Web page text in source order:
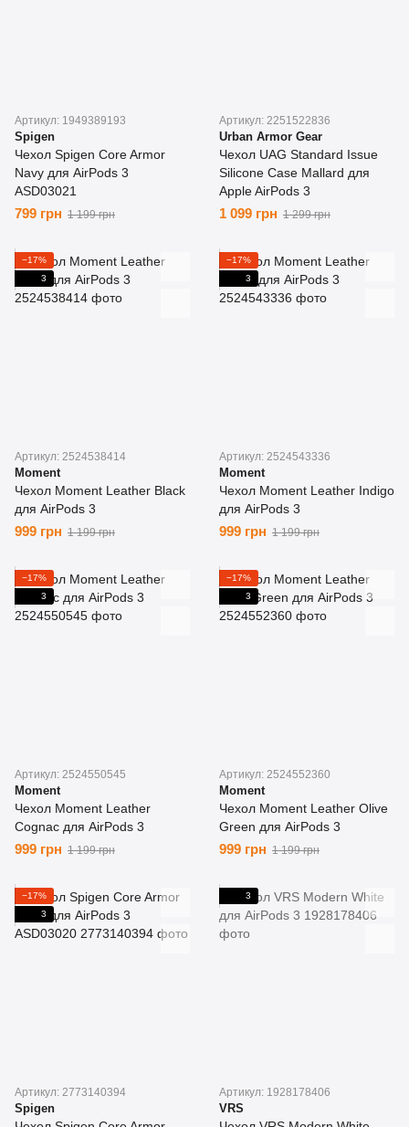
Артикул: 1949389193
Spigen
Чехол Spigen Core Armor
Navy для AirPods 3
ASD03021
799 грн 1 199 грн
Артикул: 2251522836
Urban Armor Gear
Чехол UAG Standard Issue
Silicone Case Mallard для
Apple AirPods 3
1 099 грн 1 299 грн
−17%
3
Артикул: 2524538414
Moment
Чехол Moment Leather Black
для AirPods 3
999 грн 1 199 грн
−17%
3
Артикул: 2524543336
Moment
Чехол Moment Leather Indigo
для AirPods 3
999 грн 1 199 грн
−17%
3
Артикул: 2524550545
Moment
Чехол Moment Leather
Cognac для AirPods 3
999 грн 1 199 грн
−17%
3
Артикул: 2524552360
Moment
Чехол Moment Leather Olive
Green для AirPods 3
999 грн 1 199 грн
−17%
3
Артикул: 2773140394
Spigen
3
Артикул: 1928178406
VRS